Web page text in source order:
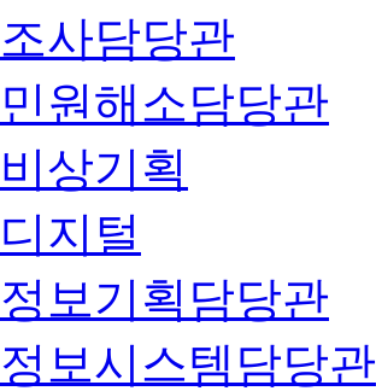
조사담당관
민원해소담당관
비상기획
디지털
정보기획담당관
정보시스템담당관